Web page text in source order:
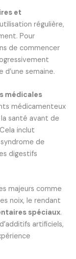
et
régulière,
Pour
de commencer
d’une semaine.
médicales
médicamenteux
santé avant de
inclut
de
digestifs
majeurs comme
noix, le rendant
spéciaux.
artificiels,